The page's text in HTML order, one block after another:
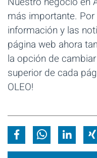
más importante.
información y las
página web ahora
la opción de
superior de cada
OLEO!